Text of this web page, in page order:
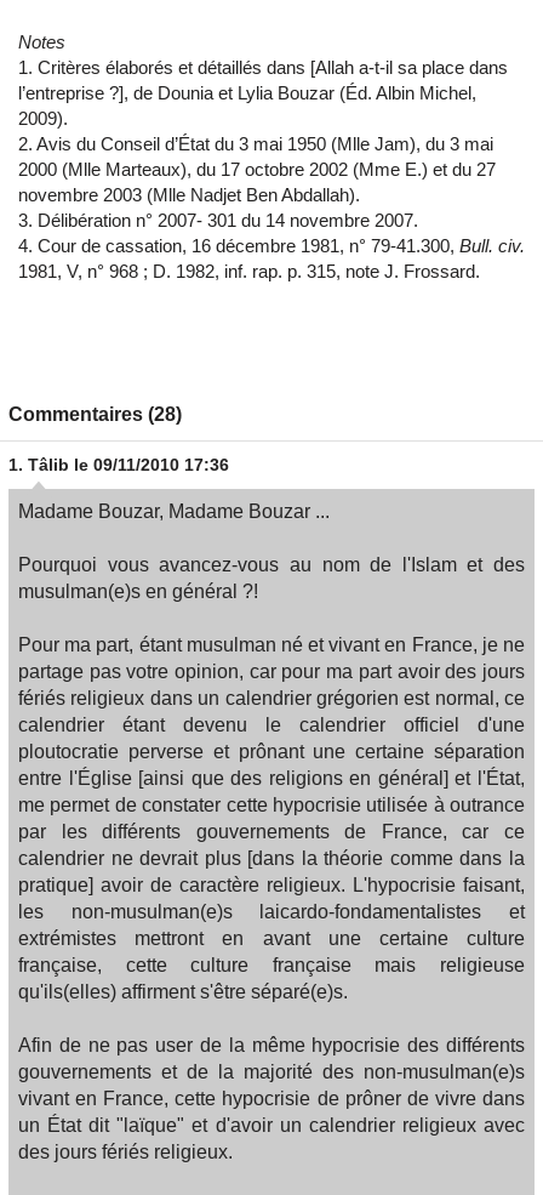
Notes
1. Critères élaborés et détaillés dans [Allah a-t-il sa place dans
l’entreprise ?], de Dounia et Lylia Bouzar (Éd. Albin Michel,
2009).
2. Avis du Conseil d’État du 3 mai 1950 (Mlle Jam), du 3 mai
2000 (Mlle Marteaux), du 17 octobre 2002 (Mme E.) et du 27
novembre 2003 (Mlle Nadjet Ben Abdallah).
3. Délibération n° 2007- 301 du 14 novembre 2007.
4. Cour de cassation, 16 décembre 1981, n° 79-41.300, Bull. civ.
1981, V, n° 968 ; D. 1982, inf. rap. p. 315, note J. Frossard.
Commentaires (28)
1. Tâlib le 09/11/2010 17:36
Madame Bouzar, Madame Bouzar ...
Pourquoi vous avancez-vous au nom de l'Islam et des
musulman(e)s en général ?!
Pour ma part, étant musulman né et vivant en France, je ne
partage pas votre opinion, car pour ma part avoir des jours
fériés religieux dans un calendrier grégorien est normal, ce
calendrier étant devenu le calendrier officiel d'une
ploutocratie perverse et prônant une certaine séparation
entre l'Église [ainsi que des religions en général] et l'État,
me permet de constater cette hypocrisie utilisée à outrance
par les différents gouvernements de France, car ce
calendrier ne devrait plus [dans la théorie comme dans la
pratique] avoir de caractère religieux. L'hypocrisie faisant,
les non-musulman(e)s laicardo-fondamentalistes et
extrémistes mettront en avant une certaine culture
française, cette culture française mais religieuse
qu'ils(elles) affirment s'être séparé(e)s.
Afin de ne pas user de la même hypocrisie des différents
gouvernements et de la majorité des non-musulman(e)s
vivant en France, cette hypocrisie de prôner de vivre dans
un État dit "laïque" et d'avoir un calendrier religieux avec
des jours fériés religieux.